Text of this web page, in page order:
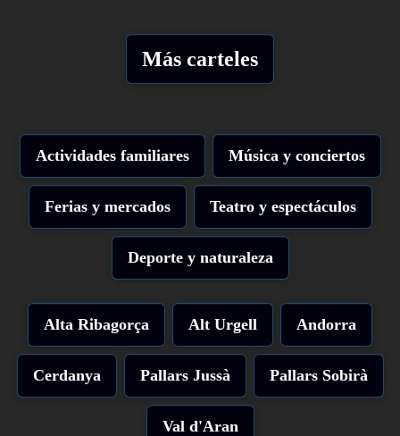
Más carteles
Actividades familiares Música y conciertos
Ferias y mercados Teatro y espectáculos
Deporte y naturaleza
Alta Ribagorça Alt Urgell Andorra
Cerdanya Pallars Jussà Pallars Sobirà
Val d'Aran